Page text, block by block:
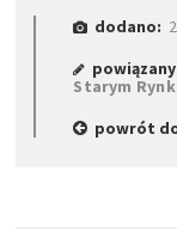
dodano:
Starym
powrót